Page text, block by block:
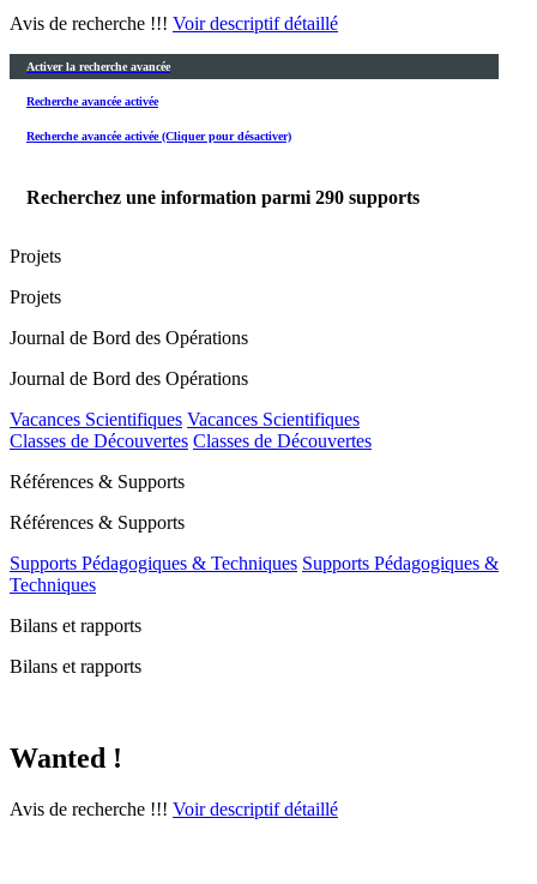
Avis de recherche !!! Voir descriptif détaillé
Activer la recherche avancée
Recherche avancée activée
Recherche avancée activée (Cliquer pour désactiver)
Recherchez une information parmi 290 supports
Projets
Projets
Journal de Bord des Opérations
Journal de Bord des Opérations
Vacances Scientifiques Vacances Scientifiques
Classes de Découvertes Classes de Découvertes
Références & Supports
Références & Supports
Supports Pédagogiques & Techniques Supports Pédagogiques &
Techniques
Bilans et rapports
Bilans et rapports
Wanted !
Avis de recherche !!! Voir descriptif détaillé